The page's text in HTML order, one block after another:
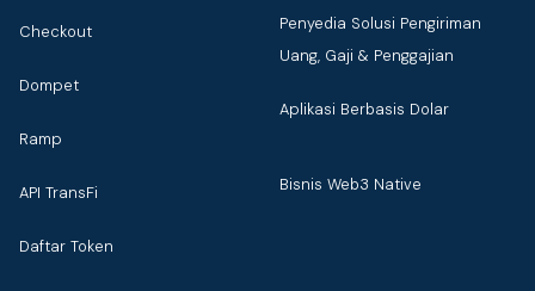
Checkout
Dompet
Ramp
API TransFi
Daftar Token
Penyedia Solusi Pengiriman
Uang, Gaji & Penggajian
Aplikasi Berbasis Dolar
Bisnis Web3 Native